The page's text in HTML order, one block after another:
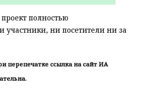
полностью
ни посетители ни за
перепечатке ссылка на сайт ИА